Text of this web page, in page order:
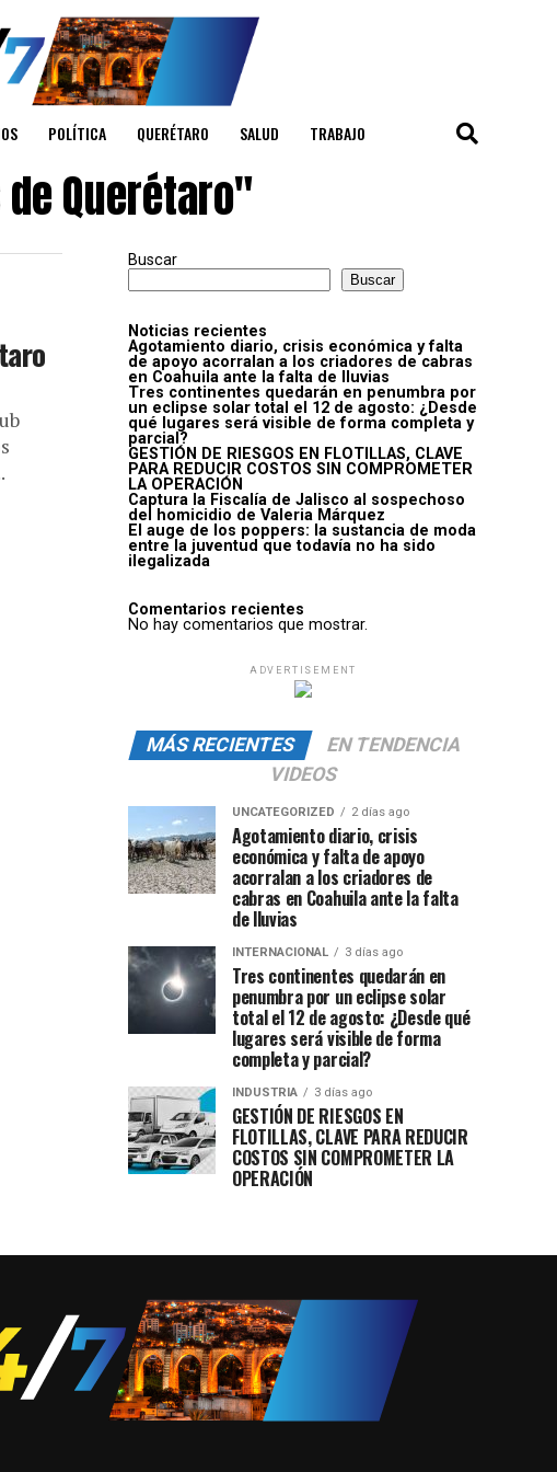
POLÍTICA QUERÉTARO SALUD TRABAJO
Querétaro"
Buscar
Buscar
Noticias recientes
Agotamiento diario, crisis económica y falta
de apoyo acorralan a los criadores de cabras
en Coahuila ante la falta de lluvias
Tres continentes quedarán en penumbra por
un eclipse solar total el 12 de agosto: ¿Desde
qué lugares será visible de forma completa y
parcial?
GESTIÓN DE RIESGOS EN FLOTILLAS, CLAVE
PARA REDUCIR COSTOS SIN COMPROMETER
LA OPERACIÓN
Captura la Fiscalía de Jalisco al sospechoso
del homicidio de Valeria Márquez
El auge de los poppers: la sustancia de moda
entre la juventud que todavía no ha sido
ilegalizada
Comentarios recientes
No hay comentarios que mostrar.
ADVERTISEMENT
MÁS RECIENTES
EN TENDENCIA
VIDEOS
UNCATEGORIZED 2 días ago
Agotamiento diario, crisis
económica y falta de apoyo
acorralan a los criadores de
cabras en Coahuila ante la falta
de lluvias
INTERNACIONAL 3 días ago
Tres continentes quedarán en
penumbra por un eclipse solar
total el 12 de agosto: ¿Desde qué
lugares será visible de forma
completa y parcial?
INDUSTRIA 3 días ago
GESTIÓN DE RIESGOS EN
FLOTILLAS, CLAVE PARA REDUCIR
COSTOS SIN COMPROMETER LA
OPERACIÓN